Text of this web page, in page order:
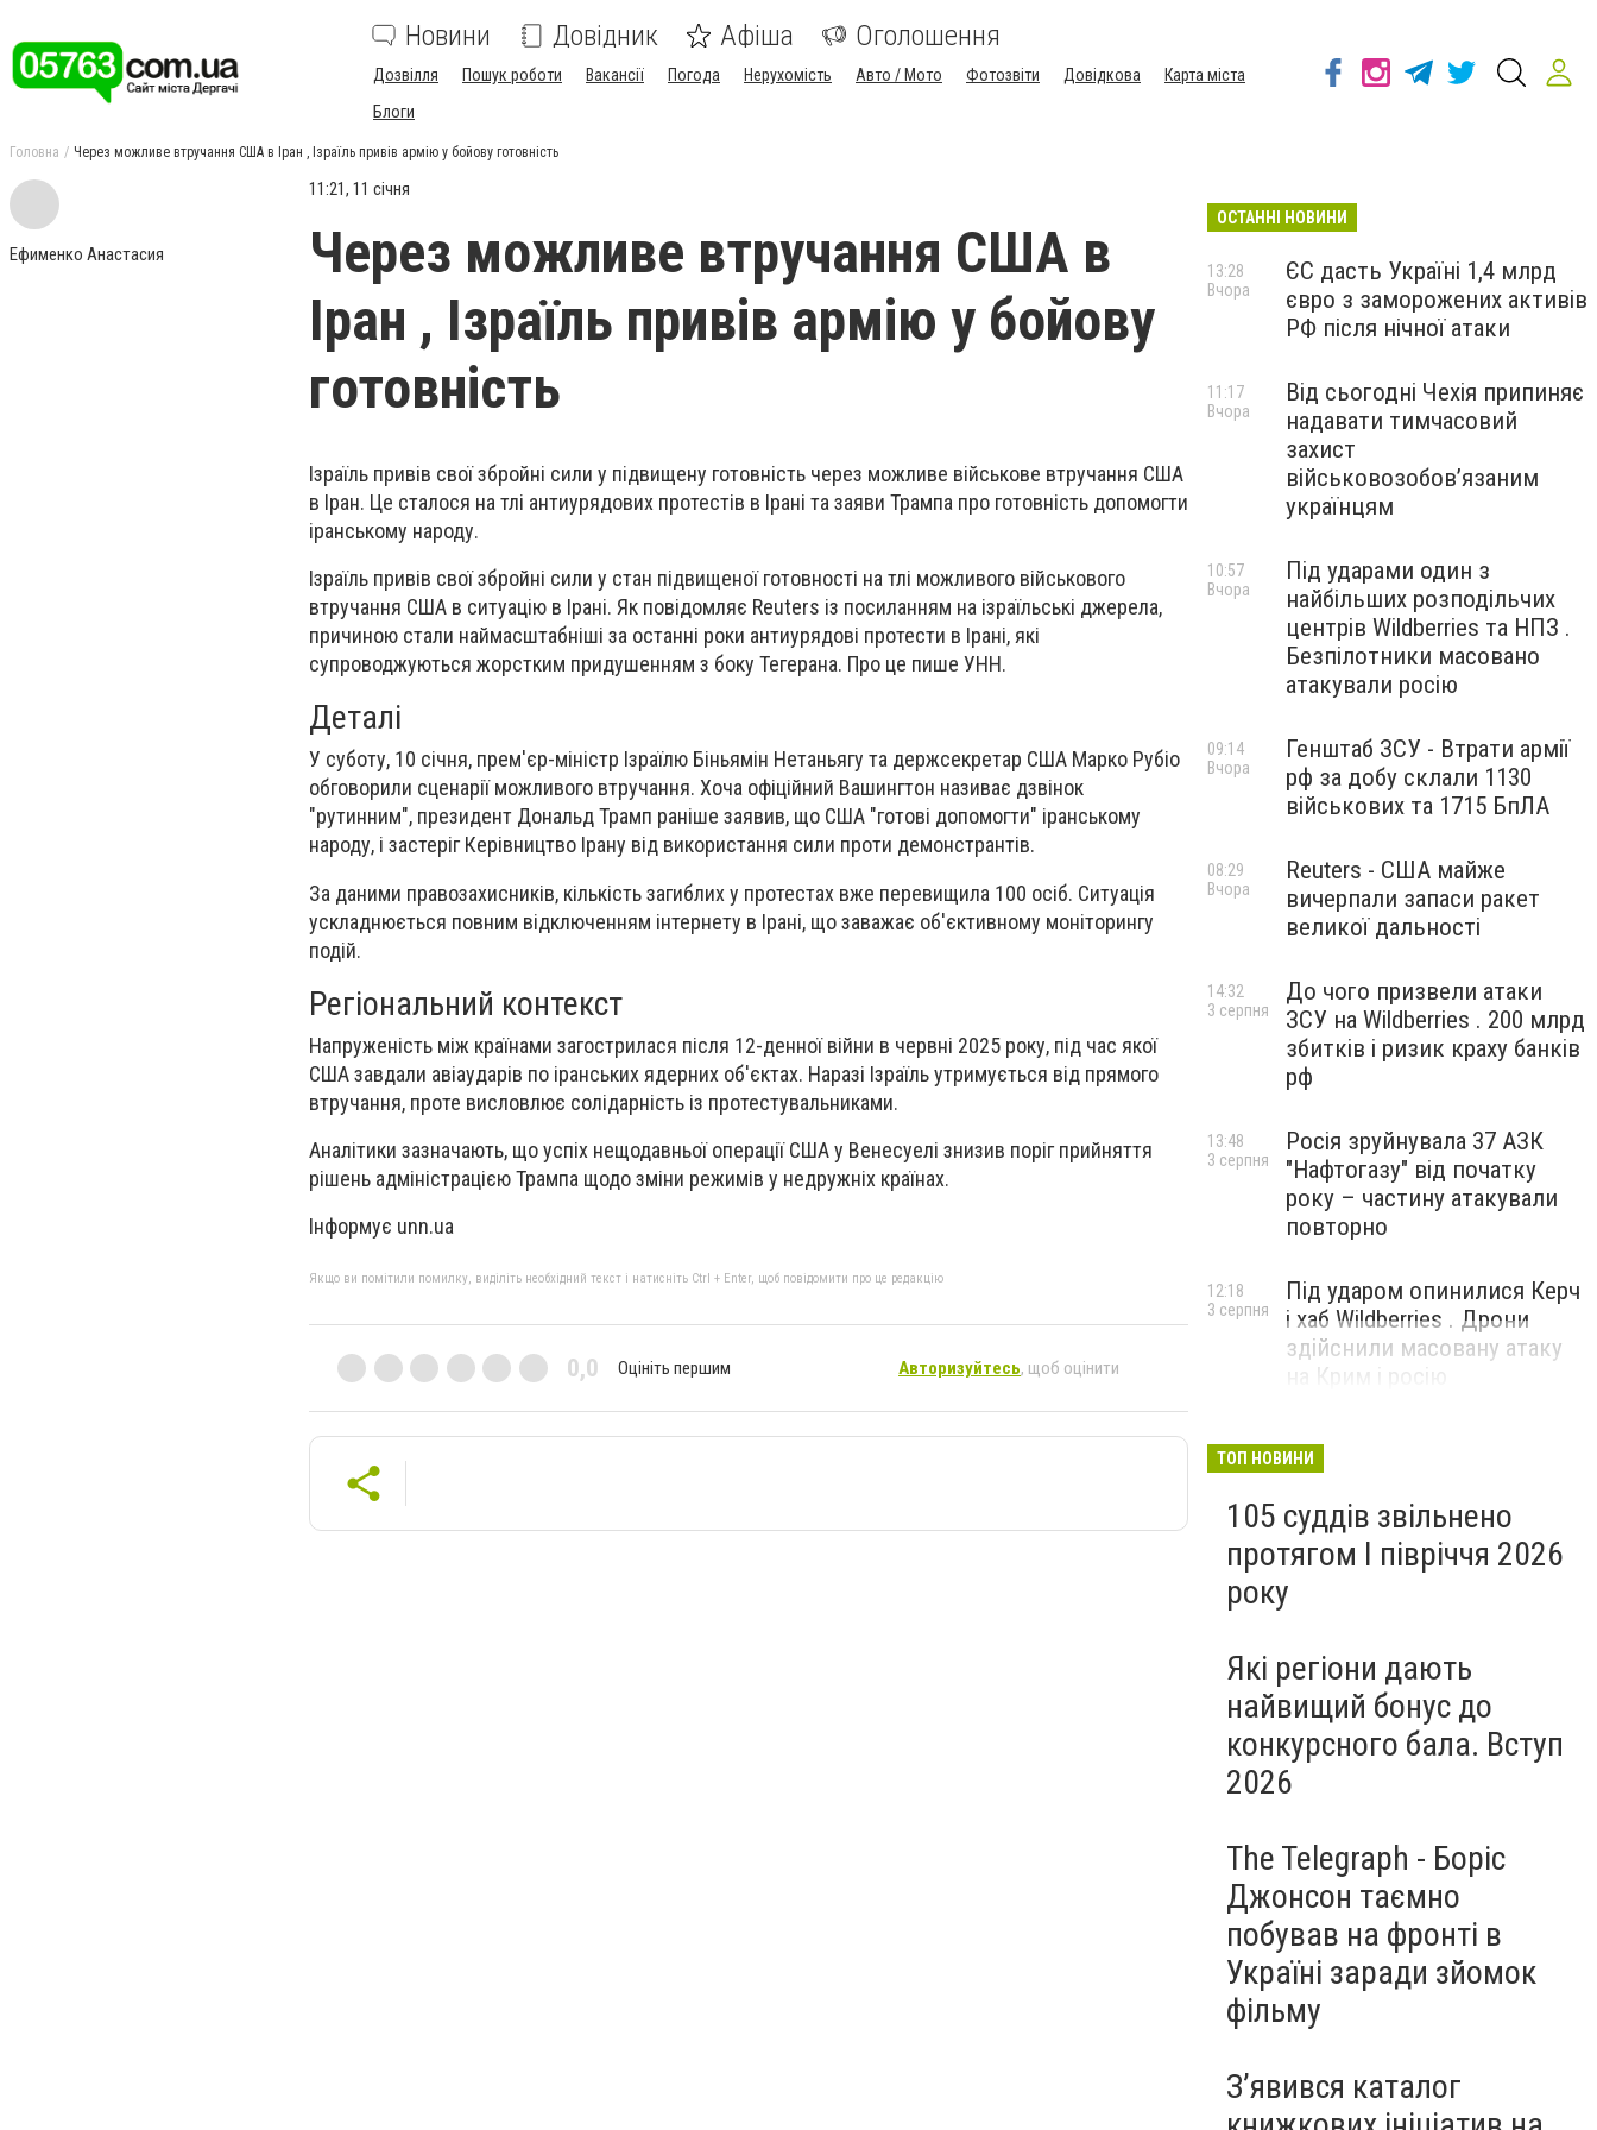
Новини Довідник Афіша Оголошення
Дозвілля Пошук роботи Вакансії Погода Нерухомість Авто / Мото Фотозвіти Довідкова
Карта міста
Блоги
Головна Через можливе втручання США в Іран , Ізраїль привів армію у бойову готовність
Ефименко Анастасия
11:21, 11 січня
Через можливе втручання США в
Іран , Ізраїль привів армію у бойову
готовність
Ізраїль привів свої збройні сили у підвищену готовність через можливе військове втручання США
в Іран. Це сталося на тлі антиурядових протестів в Ірані та заяви Трампа про готовність допомогти
іранському народу.
Ізраїль привів свої збройні сили у стан підвищеної готовності на тлі можливого військового
втручання США в ситуацію в Ірані. Як повідомляє Reuters із посиланням на ізраїльські джерела,
причиною стали наймасштабніші за останні роки антиурядові протести в Ірані, які
супроводжуються жорстким придушенням з боку Тегерана. Про це пише УНН.
Деталі
У суботу, 10 січня, прем'єр-міністр Ізраїлю Біньямін Нетаньягу та держсекретар США Марко Рубіо
обговорили сценарії можливого втручання. Хоча офіційний Вашингтон називає дзвінок
"рутинним", президент Дональд Трамп раніше заявив, що США "готові допомогти" іранському
народу, і застеріг Керівництво Ірану від використання сили проти демонстрантів.
За даними правозахисників, кількість загиблих у протестах вже перевищила 100 осіб. Ситуація
ускладнюється повним відключенням інтернету в Ірані, що заважає об'єктивному моніторингу
подій.
Регіональний контекст
Напруженість між країнами загострилася після 12-денної війни в червні 2025 року, під час якої
США завдали авіаударів по іранських ядерних об'єктах. Наразі Ізраїль утримується від прямого
втручання, проте висловлює солідарність із протестувальниками.
Аналітики зазначають, що успіх нещодавньої операції США у Венесуелі знизив поріг прийняття
рішень адміністрацією Трампа щодо зміни режимів у недружніх країнах.
Інформує unn.ua
Якщо ви помітили помилку, виділіть необхідний текст і натисніть Ctrl + Enter, щоб повідомити про це редакцію
0,0 Оцініть першим Авторизуйтесь, щоб оцінити
ОСТАННІ НОВИНИ
ЄС дасть Україні 1,4 млрд
євро з заморожених активів
РФ після нічної атаки
13:28
Вчора
Від сьогодні Чехія припиняє
надавати тимчасовий
захист
військовозобов’язаним
українцям
11:17
Вчора
Під ударами один з
найбільших розподільчих
центрів Wildberries та НПЗ .
Безпілотники масовано
атакували росію
10:57
Вчора
Генштаб ЗСУ - Втрати армії
рф за добу склали 1130
військових та 1715 БпЛА
09:14
Вчора
Reuters - США майже
вичерпали запаси ракет
великої дальності
08:29
Вчора
До чого призвели атаки
ЗСУ на Wildberries . 200 млрд
збитків і ризик краху банків
рф
14:32
3 серпня
Росія зруйнувала 37 АЗК
"Нафтогазу" від початку
року – частину атакували
повторно
13:48
3 серпня
Під ударом опинилися Керч
і хаб Wildberries . Дрони
здійснили масовану атаку
на Крим і росію
12:18
3 серпня
ТОП НОВИНИ
105 суддів звільнено
протягом I півріччя 2026
року
Які регіони дають
найвищий бонус до
конкурсного бала. Вступ
2026
The Telegraph - Боріс
Джонсон таємно
побував на фронті в
Україні заради зйомок
фільму
З’явився каталог